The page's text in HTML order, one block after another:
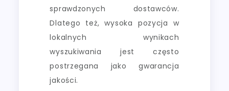
sprawdzonych dostawców.
Dlatego też, wysoka pozycja w
lokalnych wynikach
wyszukiwania jest często
postrzegana jako gwarancja
jakości.